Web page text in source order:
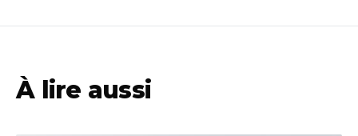
À lire aussi